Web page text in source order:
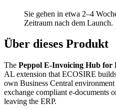
Sie gehen in etwa 2–4
Zeitraum nach dem Launch.
Über dieses Produkt
The Peppol E-Invoicing Hub for
AL extension that ECOSIRE
own Business Central
exchange compliant e-documents
leaving the ERP.